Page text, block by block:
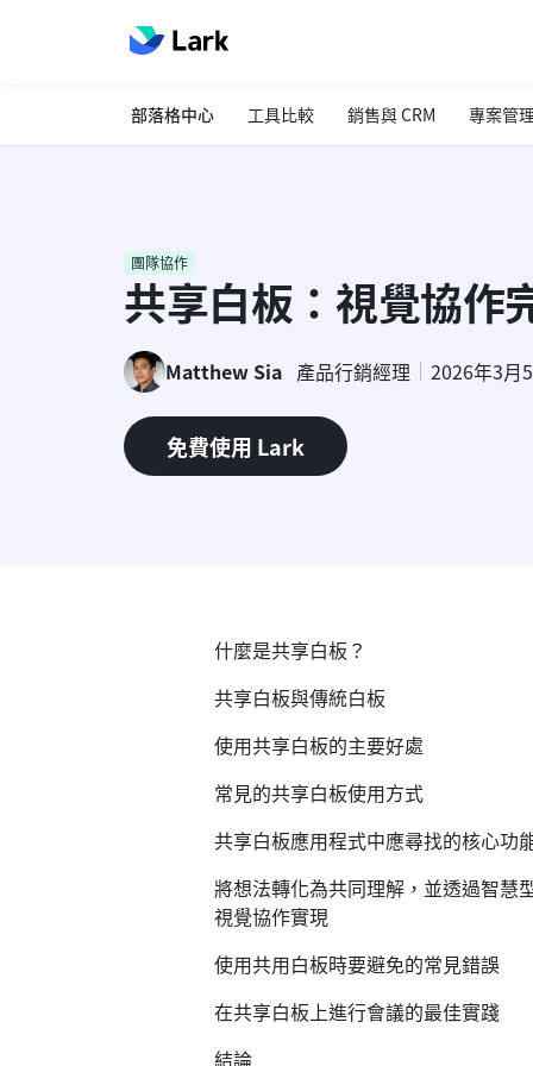
部落格中心 工具比較 銷售與 CRM 專案管
團隊協作
共享白板：視覺協作
Matthew Sia 產品行銷經理 2026年3月
免費使用 Lark
什麼是共享白板？
共享白板與傳統白板
使用共享白板的主要好處
常見的共享白板使用方式
共享白板應用程式中應尋找的核心功
將想法轉化為共同理解，並透過智慧
視覺協作實現
使用共用白板時要避免的常見錯誤
在共享白板上進行會議的最佳實踐
結論